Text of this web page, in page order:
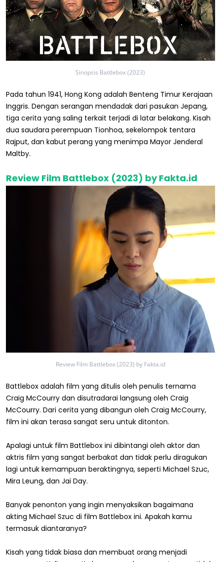
Sinopsis Battlebox (2023)
Pada tahun 1941, Hong Kong adalah Benteng Timur Kerajaan
Inggris. Dengan serangan mendadak dari pasukan Jepang,
tiga cerita yang saling terkait terjadi di latar belakang. Kisah
dua saudara perempuan Tionhoa, sekelompok tentara
Rajput, dan kabut perang yang menimpa Mayor Jenderal
Maltby.
Review Film Battlebox (2023) by Fakta.id
Review Film Battlebox (2023) by Fakta.id
Battlebox adalah film yang ditulis oleh penulis ternama
Craig McCourry dan disutradarai langsung oleh Craig
McCourry. Dari cerita yang dibangun oleh Craig McCourry,
film ini akan terasa sangat seru untuk ditonton.
Apalagi untuk film Battlebox ini dibintangi oleh aktor dan
aktris film yang sangat berbakat dan tidak perlu diragukan
lagi untuk kemampuan beraktingnya, seperti Michael Szuc,
Mira Leung, dan Jai Day.
Banyak penonton yang ingin menyaksikan bagaimana
akting Michael Szuc di film Battlebox ini. Apakah kamu
termasuk diantaranya?
Kisah yang tidak biasa dan membuat orang menjadi